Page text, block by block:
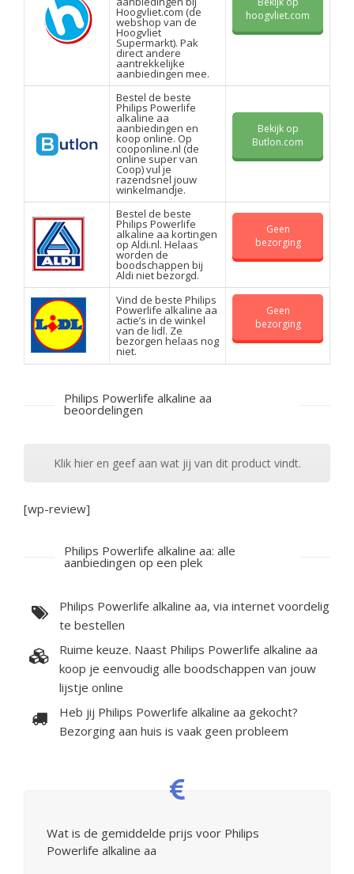
Hoogvliet.com (de
webshop van de
Hoogvliet
Supermarkt). Pak
direct andere
aantrekkelijke
aanbiedingen mee.
hoogvliet.com
Bestel de beste
Philips Powerlife
alkaline aa
aanbiedingen en
koop online. Op
cooponline.nl (de
online super van
Coop) vul je
razendsnel jouw
winkelmandje.
Bekijk op
Butlon.com
Bestel de beste
Philips Powerlife
alkaline aa kortingen
op Aldi.nl. Helaas
worden de
boodschappen bij
Aldi niet bezorgd.
Geen
bezorging
Vind de beste Philips
Powerlife alkaline aa
actie’s in de winkel
van de lidl. Ze
bezorgen helaas nog
niet.
Geen
bezorging
Philips Powerlife alkaline aa
beoordelingen
Klik hier en geef aan wat jij van dit product vindt.
[wp-review]
Philips Powerlife alkaline aa: alle
aanbiedingen op een plek
Philips Powerlife alkaline aa, via internet voordelig
te bestellen
Ruime keuze. Naast Philips Powerlife alkaline aa
koop je eenvoudig alle boodschappen van jouw
lijstje online
Heb jij Philips Powerlife alkaline aa gekocht?
Bezorging aan huis is vaak geen probleem
Wat is de gemiddelde prijs voor Philips
Powerlife alkaline aa